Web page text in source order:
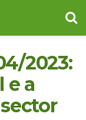
2023:
e a